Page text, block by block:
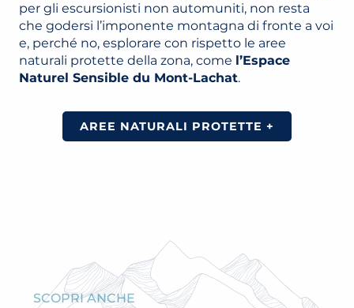
per gli escursionisti non automuniti, non resta
che godersi l’imponente montagna di fronte a voi
e, perché no, esplorare con rispetto le aree
naturali protette della zona, come l’Espace
Naturel Sensible du Mont-Lachat.
AREE NATURALI PROTETTE +
TRAMWAY DU MONT-BLANC
SCOPRI ANCHE